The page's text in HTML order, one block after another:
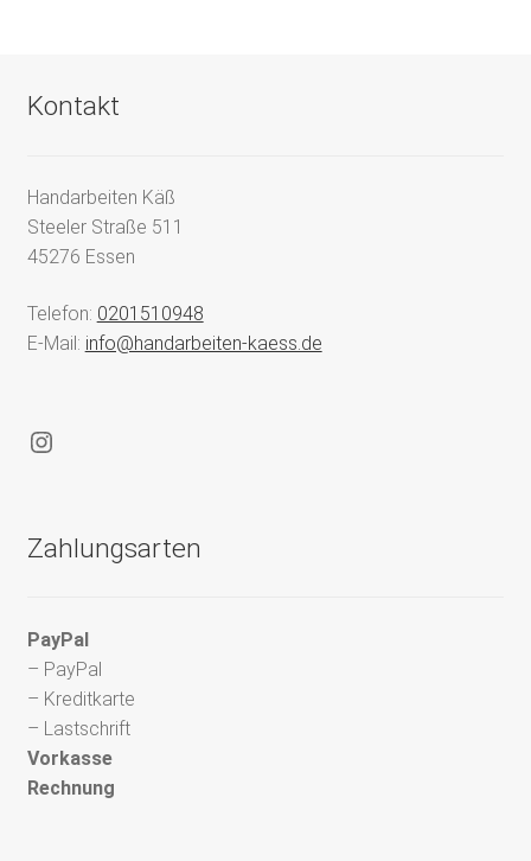
Kontakt
Handarbeiten Käß
Steeler Straße 511
45276 Essen
Telefon: 0201510948
E-Mail: info@handarbeiten-kaess.de
Instagram
Zahlungsarten
PayPal
– PayPal
– Kreditkarte
– Lastschrift
Vorkasse
Rechnung